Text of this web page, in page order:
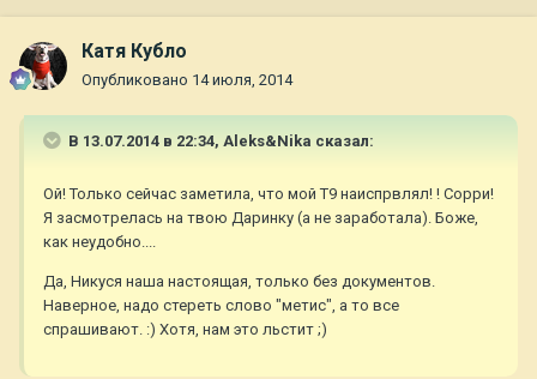
Катя Кубло
Опубликовано 14 июля, 2014
В 13.07.2014 в 22:34, Aleks&Nika сказал:
Ой! Только сейчас заметила, что мой Т9 наиспрвлял! ! Сорри!
Я засмотрелась на твою Даринку (а не заработала). Боже,
как неудобно....
Да, Никуся наша настоящая, только без документов.
Наверное, надо стереть слово "метис", а то все
спрашивают. :) Хотя, нам это льстит ;)